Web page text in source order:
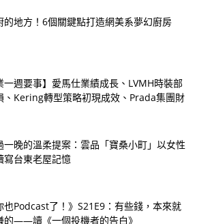
的地方！6個關鍵點打造網美系夢幻廚房
一週要事】愛馬仕業績成長、LVMH時裝部
、Kering轉型策略初現成效、Prada集團財
一晚的溫柔提案：雲品「寶桑小町」以女性
寫台東老屋記憶
也Podcast了！》S21E9：有些錢，本來就
的——讀《一個投機者的告白》